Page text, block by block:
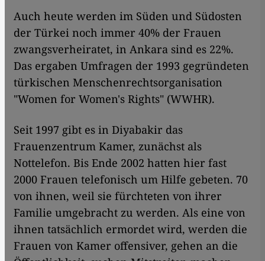
Auch heute werden im Süden und Südosten
der Türkei noch immer 40% der Frauen
zwangsverheiratet, in Ankara sind es 22%.
Das ergaben Umfragen der 1993 gegründeten
türkischen Menschenrechtsorganisation
"Women for Women's Rights" (WWHR).
Seit 1997 gibt es in Diyabakir das
Frauenzentrum Kamer, zunächst als
Nottelefon. Bis Ende 2002 hatten hier fast
2000 Frauen telefonisch um Hilfe gebeten. 70
von ihnen, weil sie fürchteten von ihrer
Familie umgebracht zu werden. Als eine von
ihnen tatsächlich ermordet wird, werden die
Frauen von Kamer offensiver, gehen an die